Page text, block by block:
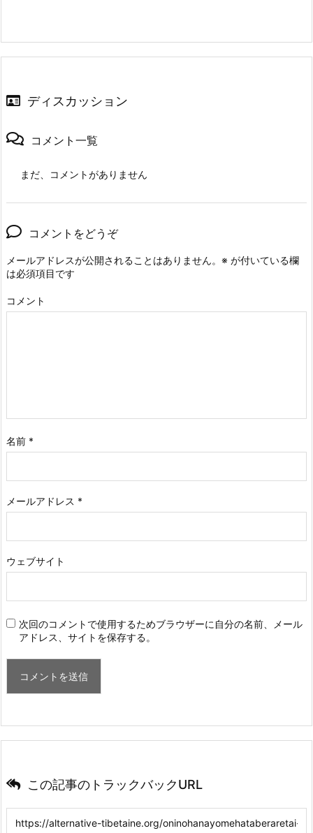
ディスカッション
コメント一覧
まだ、コメントがありません
コメントをどうぞ
メールアドレスが公開されることはありません。 ※ が付いている欄
は必須項目です
コメント
名前 *
メールアドレス *
ウェブサイト
次回のコメントで使用するためブラウザーに自分の名前、メール
アドレス、サイトを保存する。
この記事のトラックバックURL